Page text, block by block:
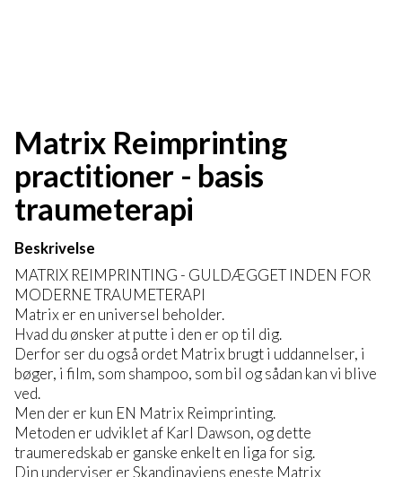
Matrix Reimprinting
practitioner - basis
traumeterapi
Beskrivelse
MATRIX REIMPRINTING - GULDÆGGET INDEN FOR
MODERNE TRAUMETERAPI
Matrix er en universel beholder.
Hvad du ønsker at putte i den er op til dig.
Derfor ser du også ordet Matrix brugt i uddannelser, i
bøger, i film, som shampoo, som bil og sådan kan vi blive
ved.
Men der er kun EN Matrix Reimprinting.
Metoden er udviklet af Karl Dawson, og dette
traumeredskab er ganske enkelt en liga for sig.
Din underviser er Skandinaviens eneste Matrix